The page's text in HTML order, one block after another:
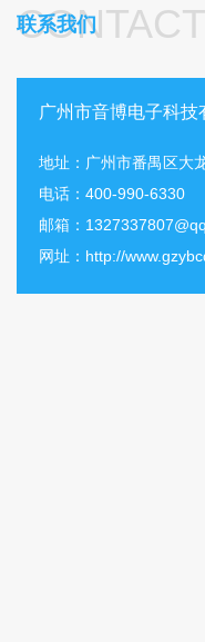
CONTACT
联系我们
广州市音博电子科技
地址：广州市番禺区大
电话：400-990-6330
邮箱：
网址：http://